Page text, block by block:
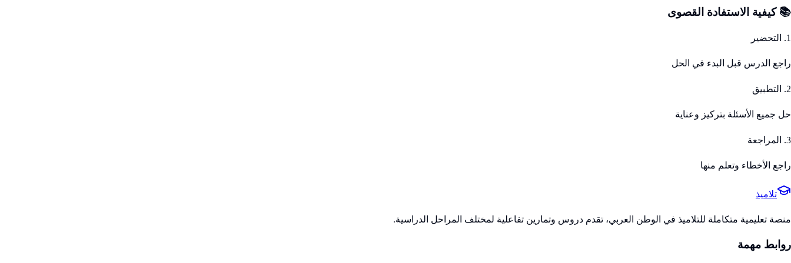
📚 كيفية الاستفادة القصوى
1. التحضير
راجع الدرس قبل البدء في الحل
2. التطبيق
حل جميع الأسئلة بتركيز وعناية
3. المراجعة
راجع الأخطاء وتعلم منها
تلاميذ
منصة تعليمية متكاملة للتلاميذ في الوطن العربي، تقدم دروس وتمارين تفاعلية لمختلف المراحل الدراسية.
روابط مهمة